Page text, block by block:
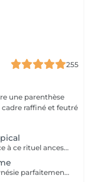
255
une parenthèse
Offrez-vous un moment de bien-être grâce à ce rituel ancestral inspiré des recettes de beauté et soins de l'île de Java. Laissez-vous transporter par les délicates senteurs de ce soin énergisant à base d'épices et de sels de mer, et retrouvez une douce et satiné.
Un merveilleux rituel inspirés des îles Polynésie parfaitement adapté aux peaux même les plus sensibles. Cette préparation traditionnelle de Monoï, à base de fleurs de Tiaré macérées, de sucre, de poudre de noix de coco et de fruits de Noni, régénère la peau et éveille l'esprit.